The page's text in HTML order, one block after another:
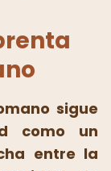
sigue
como un
entre la